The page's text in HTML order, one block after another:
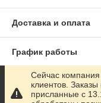
Доставка и оплата
График работы
Полная версия сайта
Сейчас
клиентов.
присланные с